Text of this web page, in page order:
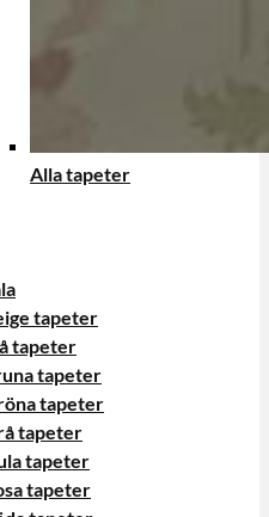
Alla tapeter
tapeter
tapeter
tapeter
tapeter
tapeter
tapeter
tapeter